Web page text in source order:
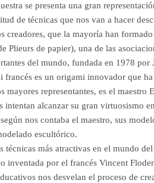
se presenta una gran
de técnicas que nos van a hacer
creadores, que la mayoría han
Plieurs de papier), una de las
del mundo, fundada en 1978 por
francés es un origami innovador que
mayores representantes, es el maestro
intentan alcanzar su gran virtuosismo
nos contaba el maestro, sus
escultórico.
técnicas más atractivas en el mundo
inventada por el francés Vincent
nos desvelan el proceso de